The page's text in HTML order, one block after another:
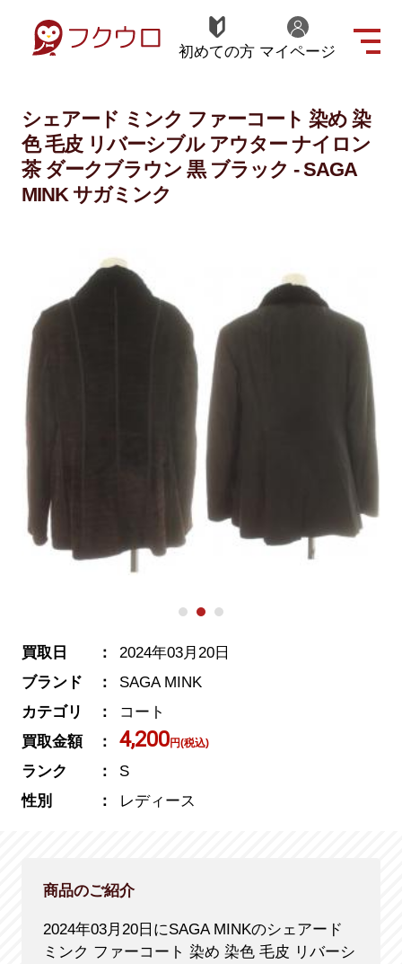
初めての方 マイページ
シェアード ミンク ファーコート 染め 染
色 毛皮 リバーシブル アウター ナイロン
茶 ダークブラウン 黒 ブラック - SAGA
MINK サガミンク
買取日
2024年03月20日
ブランド
SAGA MINK
カテゴリ
コート
買取金額
4,200円(税込)
ランク
S
性別
レディース
商品のご紹介
2024年03月20日にSAGA MINKのシェアード
ミンク ファーコート 染め 染色 毛皮 リバーシ